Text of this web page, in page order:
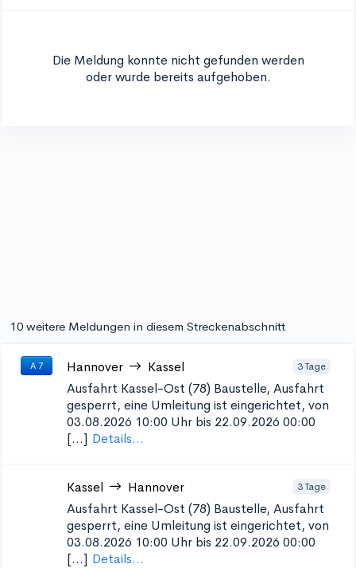
Die Meldung konnte nicht gefunden werden
oder wurde bereits aufgehoben.
10 weitere Meldungen in diesem Streckenabschnitt
A 7 Hannover Kassel 3 Tage
Ausfahrt Kassel-Ost (78) Baustelle, Ausfahrt
gesperrt, eine Umleitung ist eingerichtet, von
03.08.2026 10:00 Uhr bis 22.09.2026 00:00
[...] Details...
Kassel Hannover 3 Tage
Ausfahrt Kassel-Ost (78) Baustelle, Ausfahrt
gesperrt, eine Umleitung ist eingerichtet, von
03.08.2026 10:00 Uhr bis 22.09.2026 00:00
[...] Details...